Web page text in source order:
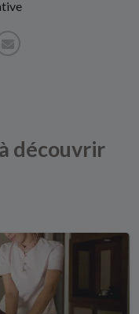
découvrir